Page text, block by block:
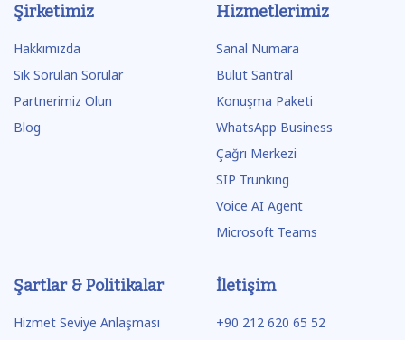
Şirketimiz
Hakkımızda
Sık Sorulan Sorular
Partnerimiz Olun
Blog
Hizmetlerimiz
Sanal Numara
Bulut Santral
Konuşma Paketi
WhatsApp Business
Çağrı Merkezi
SIP Trunking
Voice AI Agent
Microsoft Teams
Şartlar & Politikalar
Hizmet Seviye Anlaşması
İletişim
+90 212 620 65 52